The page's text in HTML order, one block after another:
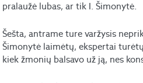
pralaužė lubas, ar tik I. Šimonytė.
Šešta, antrame ture varžysis
Šimonytė laimėtų, ekspertai
kiek žmonių balsavo už ją, nes